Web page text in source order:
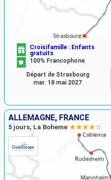
Croisifamille : Enfants
gratuits
100% Francophone
Départ de Strasbourg
mar. 18 mai 2027
ALLEMAGNE, FRANCE
5 jours, La Boheme